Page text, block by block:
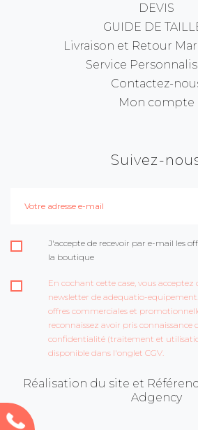
DEVIS
GUIDE DE
Livraison et Retour
Service
Contactez-
Mon compte
Suivez-
J'accepte de recevoir par e-mail les
la boutique
En cochant cette case, vous acceptez
newsletter de adequatio-
offres commerciales et
reconnaissez avoir pris
confidentialité (traitement et
disponible dans l'onglet CGV.
Réalisation du site et
Adgency